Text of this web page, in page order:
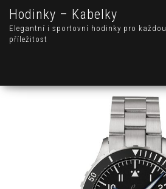
Hodinky – Kabelky
Elegantní i sportovní hodinky pro každou
příležitost